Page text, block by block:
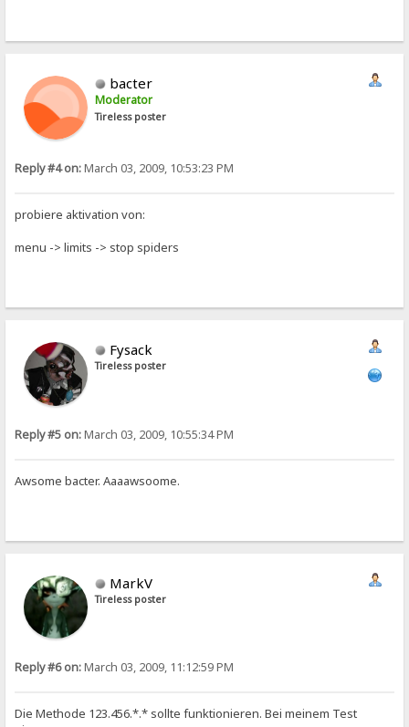
bacter
Moderator
Tireless poster
Reply #4 on:March 03, 2009, 10:53:23 PM
probiere aktivation von:
menu -> limits -> stop spiders
Fysack
Tireless poster
Reply #5 on:March 03, 2009, 10:55:34 PM
Awsome bacter. Aaaawsoome.
MarkV
Tireless poster
Reply #6 on:March 03, 2009, 11:12:59 PM
Die Methode 123.456.*.* sollte funktionieren. Bei meinem Test